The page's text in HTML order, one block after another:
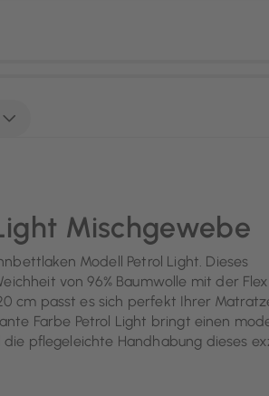
Mischgewebe
Modell Petrol Light. Dieses
von 96% Baumwolle mit der
cm passt es sich perfekt Ihrer
Farbe Petrol Light bringt einen
pflegeleichte Handhabung dieses